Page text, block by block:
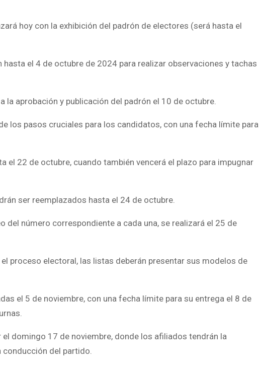
hoy con la exhibición del padrón de electores (será hasta el
el 4 de octubre de 2024 para realizar observaciones y tachas
la aprobación y publicación del padrón el 10 de octubre.
los pasos cruciales para los candidatos, con una fecha límite para
el 22 de octubre, cuando también vencerá el plazo para impugnar
ser reemplazados hasta el 24 de octubre.
número correspondiente a cada una, se realizará el 25 de
proceso electoral, las listas deberán presentar sus modelos de
el 5 de noviembre, con una fecha límite para su entrega el 8 de
domingo 17 de noviembre, donde los afiliados tendrán la
del partido.